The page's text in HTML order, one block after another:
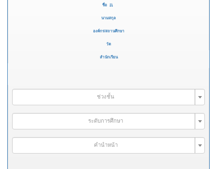
ชื่อ
นามสกุล
องค์กร/สถานศึกษา
วัด
สำนักเรียน
ช่วงชั้น
ระดับการศึกษา
คำนำหน้า